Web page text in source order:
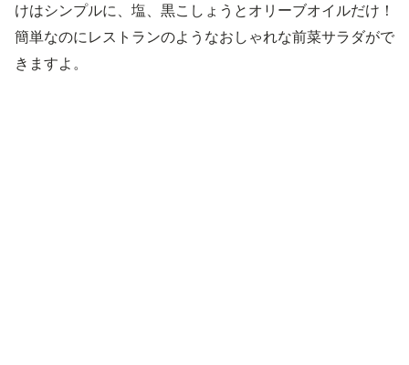
けはシンプルに、塩、黒こしょうとオリーブオイルだけ！
簡単なのにレストランのようなおしゃれな前菜サラダがで
きますよ。